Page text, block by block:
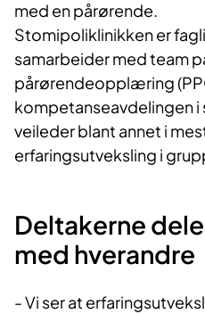
med en pårørende.
Stomipoliklinikken er
samarbeider med team
pårørendeopplæring
kompetanseavdelingen i
veileder blant annet i
erfaringsutveksling i
Deltakerne
med hverandre
- Vi ser at